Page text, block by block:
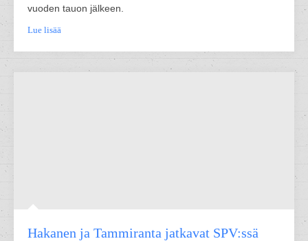
vuoden tauon jälkeen.
Lue lisää
Hakanen ja Tammiranta jatkavat SPV:ssä